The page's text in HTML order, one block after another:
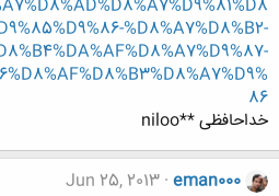
%D8%A7%D8%B2-
86
خداحافظی **niloo
eman000
Jun 25, 2013